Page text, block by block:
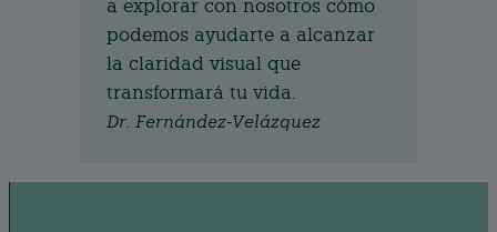
a explorar con nosotros cómo
podemos ayudarte a alcanzar
la claridad visual que
transformará tu vida.
Dr. Fernández-Velázquez